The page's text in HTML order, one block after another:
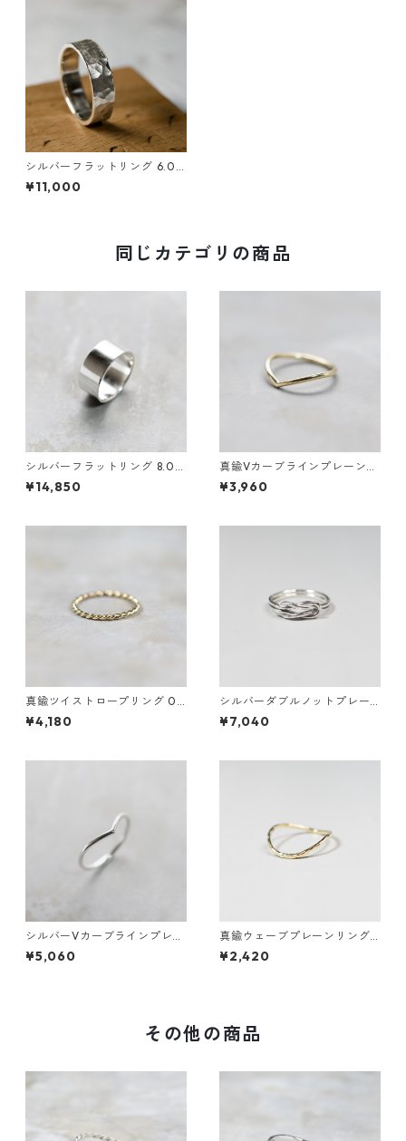
シルバーフラットリング 6.0m
m幅 つや消し槌目 3号～27号
｜WKS FLAT RING 6.0 sv ma
¥11,000
同じカテゴリの商品
シルバーフラットリング 8.0m
m幅 鏡面｜FA-1186
¥14,850
真鍮Vカーブラインプレーンリ
ング 1.5mm幅 鏡面｜FA-1184
¥3,960
真鍮ツイストロープリング 0.8
mm×2 鏡面｜FA-1168
¥4,180
シルバーダブルノットプレー
ンリング 1.2mm×2 鏡面｜FA-
1158
¥7,040
シルバーVカーブラインプレー
ンリング 1.5mm幅 鏡面｜FA-1
180
¥5,060
真鍮ウェーブプレーンリング
1.2mm幅 槌目｜FA-1011
¥2,420
その他の商品